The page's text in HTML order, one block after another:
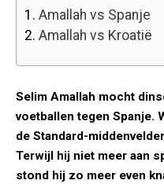
1. Amallah vs Spanje
2. Amallah vs Kroatië
Selim Amallah mocht
voetballen tegen Spanje.
de Standard-
Terwijl hij niet meer aan
stond hij zo meer even